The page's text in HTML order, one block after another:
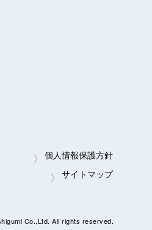
個人情報保護方針
サイトマップ
Co.,Ltd. All rights reserved.